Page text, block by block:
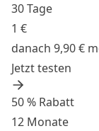
30 Tage
1 €
danach 9,90 €
Jetzt testen
50 % Rabatt
12 Monate